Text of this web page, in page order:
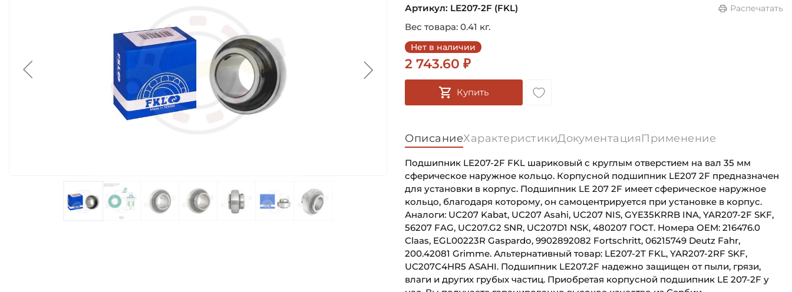
Артикул: LE207-2F (FKL)
Распечатать
Вес товара: 0.41 кг.
Нет в наличии
2 743.60 ₽
Купить
ОписаниеХарактеристики Применение
Документация
Подшипник LE207-2F FKL шариковый с круглым отверстием на вал 35 мм
сферическое наружное кольцо. Корпусной подшипник LE207 2F предназначен
для установки в корпус. Подшипник LE 207 2F имеет сферическое наружное
кольцо, благодаря которому, он самоцентрируется при установке в корпус.
Аналоги: UC207 Kabat, UC207 Asahi, UC207 NIS, GYE35KRRB INA, YAR207-2F SKF,
56207 FAG, UC207.G2 SNR, UC207D1 NSK, 480207 ГОСТ. Номера OEM: 216476.0
Claas, EGL00223R Gaspardo, 9902892082 Fortschritt, 06215749 Deutz Fahr,
200.42081 Grimme. Альтернативный товар: LE207-2T FKL, YAR207-2RF SKF,
UC207C4HR5 ASAHI. Подшипник LE207.2F надежно защищен от пыли, грязи,
влаги и других грубых частиц. Приобретая корпусной подшипник LE 207-2F у